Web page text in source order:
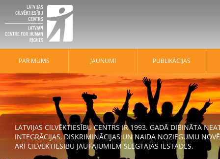
PAR MUMS JAUNUMI PUBLIKĀCIJAS
LATVIJAS CILVĒKTIESĪBU CENTRS IR 1993. GADĀ DIBINĀTA
INTEGRĀCIJAS, DISKRIMINĀCIJAS UN NAIDA NOZIEGUMU
ARĪ CILVĒKTIESĪBU JAUTĀJUMIEM SLĒGTAJĀS IESTĀDĒS.